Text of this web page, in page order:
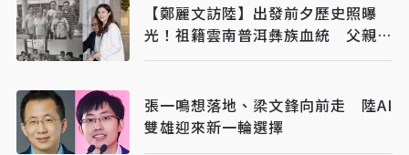
【鄭麗文訪陸】出發前夕歷史照曝
光！祖籍雲南普洱彝族血統 父親是
中國遠征軍
張一鳴想落地、梁文鋒向前走 陸AI
雙雄迎來新一輪選擇